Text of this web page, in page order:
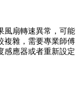
風扇轉速異常，可能
複雜，需要專業師傅
感應器或者重新設定